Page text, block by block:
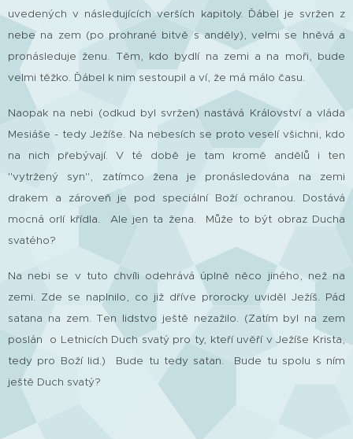
uvedených v následujících verších kapitoly. Ďábel je svržen z
nebe na zem (po prohrané bitvě s anděly), velmi se hněvá a
pronásleduje ženu. Těm, kdo bydlí na zemi a na moři, bude
velmi těžko. Ďábel k nim sestoupil a ví, že má málo času.
Naopak na nebi (odkud byl svržen) nastává Království a vláda
Mesiáše - tedy Ježíše. Na nebesích se proto veselí všichni, kdo
na nich přebývají. V té době je tam kromě andělů i ten
"vytržený syn", zatímco žena je pronásledována na zemi
drakem a zároveň je pod speciální Boží ochranou. Dostává
mocná orlí křídla. Ale jen ta žena. Může to být obraz Ducha
svatého?
Na nebi se v tuto chvíli odehrává úplně něco jiného, než na
zemi. Zde se naplnilo, co již dříve prorocky uviděl Ježíš. Pád
satana na zem. Ten lidstvo ještě nezažilo. (Zatím byl na zem
poslán o Letnicích Duch svatý pro ty, kteří uvěří v Ježíše Krista,
tedy pro Boží lid.) Bude tu tedy satan. Bude tu spolu s ním
ještě Duch svatý?